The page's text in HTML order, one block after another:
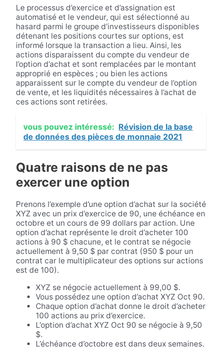
Le processus d’exercice et d’assignation est
automatisé et le vendeur, qui est sélectionné au
hasard parmi le groupe d’investisseurs disponibles
détenant les positions courtes sur options, est
informé lorsque la transaction a lieu. Ainsi, les
actions disparaissent du compte du vendeur de
l’option d’achat et sont remplacées par le montant
approprié en espèces ; ou bien les actions
apparaissent sur le compte du vendeur de l’option
de vente, et les liquidités nécessaires à l’achat de
ces actions sont retirées.
vous pouvez intéressé: Révision de la base
de données des pièces de monnaie 2021
Quatre raisons de ne pas
exercer une option
Prenons l’exemple d’une option d’achat sur la société
XYZ avec un prix d’exercice de 90, une échéance en
octobre et un cours de 99 dollars par action. Une
option d’achat représente le droit d’acheter 100
actions à 90 $ chacune, et le contrat se négocie
actuellement à 9,50 $ par contrat (950 $ pour un
contrat car le multiplicateur des options sur actions
est de 100).
XYZ se négocie actuellement à 99,00 $.
Vous possédez une option d’achat XYZ Oct 90.
Chaque option d’achat donne le droit d’acheter
100 actions au prix d’exercice.
L’option d’achat XYZ Oct 90 se négocie à 9,50
$.
L’échéance d’octobre est dans deux semaines.